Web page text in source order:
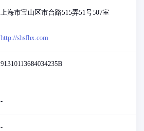
上海市宝山区市台路515弄51号507室
http://shsfhx.com
91310113684034235B
-
-